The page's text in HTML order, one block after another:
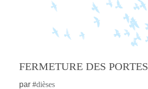
FERMETURE DES PORTES
par #dièses